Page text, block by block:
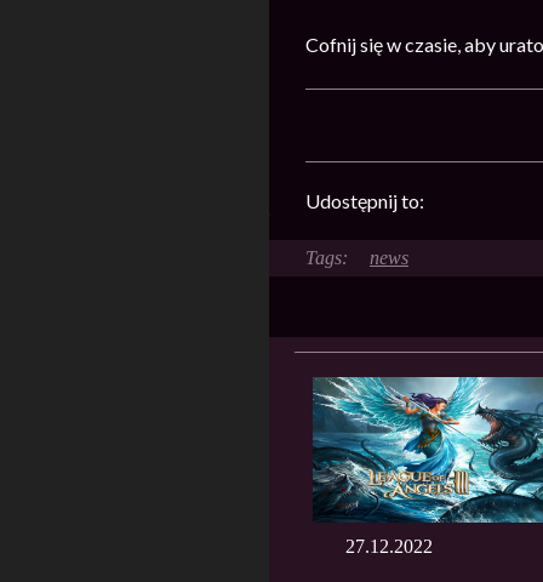
Cofnij się w czasie, aby
Udostępnij to:
news
27.12.2022